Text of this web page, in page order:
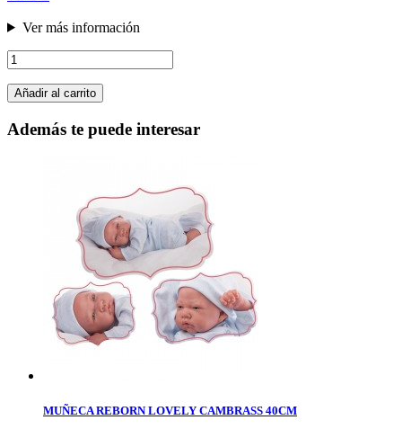
Ver más información
Añadir al carrito
Además te puede interesar
MUÑECA REBORN LOVELY CAMBRASS 40CM